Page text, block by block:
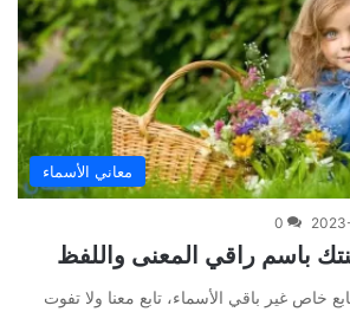
معاني الأسماء
0
باسم راقي المعنى واللفظ
خاص غير باقي الأسماء، تابع معنا ولا تفوت